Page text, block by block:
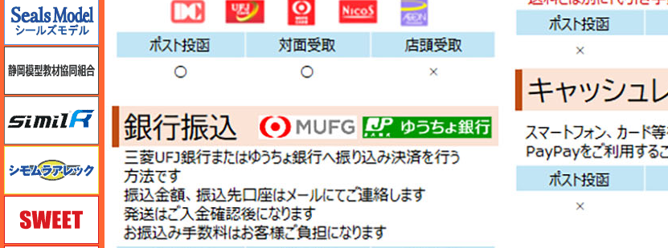
静岡模型協同組合
シミラー（similR）
シモムラアレック
スイート（SWEET）